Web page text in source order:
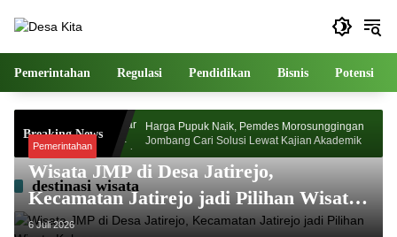
Pemerintahan Regulasi Pendidikan Bisnis Potensi
Breaking News
Watudakon
Blek Padati
Harga Pupuk Naik, Pemdes Morosunggingan
Jombang Cari Solusi Lewat Kajian Akademik
destinasi wisata
Pemerintahan
Wisata JMP di Desa Jatirejo,
Kecamatan Jatirejo jadi Pilihan Wisata
Keluarga
6 Juli 2026